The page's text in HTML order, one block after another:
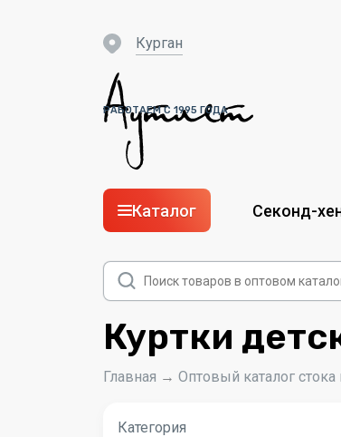
РАБОТАЕМ С 1995 ГОДА
Курган
Каталог Секонд-
Поиск
товаров
Куртки
Главная → Оптовый каталог
Категория